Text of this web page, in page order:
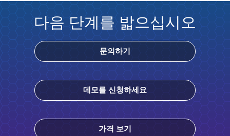
다음 단계를 밟으십시오
문의하기
데모를 신청하세요
가격 보기